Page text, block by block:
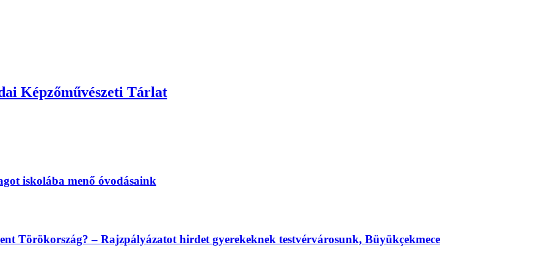
Képzőművészeti Tárlat
iskolába menő óvodásaink
Törökország? – Rajzpályázatot hirdet gyerekeknek testvérvárosunk, Büyükçekmece